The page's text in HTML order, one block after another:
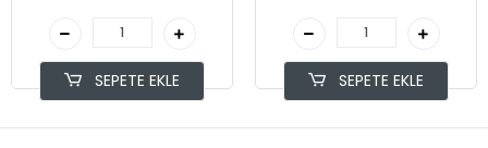
SEPETE EKLE SEPETE EKLE